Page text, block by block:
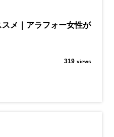
メ｜アラフォー女性が
319 views